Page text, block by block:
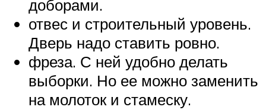
доборами.
отвес и строительный уровень.
Дверь надо ставить ровно.
фреза. С ней удобно делать
выборки. Но ее можно заменить
на молоток и стамеску.